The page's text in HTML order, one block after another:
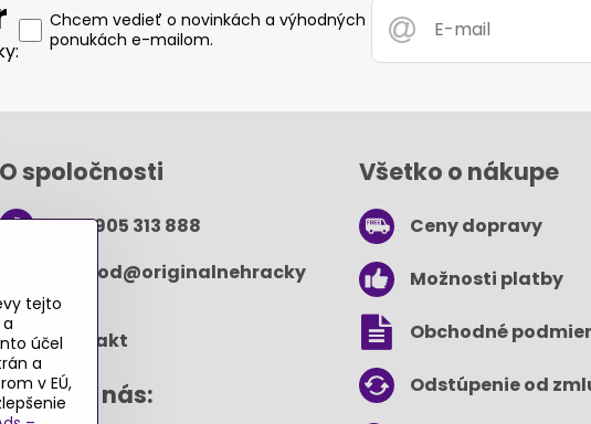
Chcem vedieť o novinkách a výhodných
ponukách e-mailom.
O spoločnosti
+421 905 313 888
obchod​@originalnehracky​
.sk
Kontakt
nás:
Všetko o nákupe
Ceny dopravy
Možnosti platby
Obchodné
Odstúpenie od
tejto
účel
a
v EÚ,